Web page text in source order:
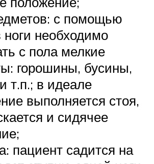
с помощью
ноги необходимо
с пола мелкие
горошины, бусины,
т.п.; в идеале
выполняется стоя,
и сидячее
пациент садится на